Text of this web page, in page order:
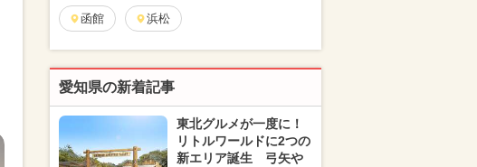
函館 浜松
愛知県の新着記事
東北グルメが一度に！
リトルワールドに2つの
新エリア誕生 弓矢や